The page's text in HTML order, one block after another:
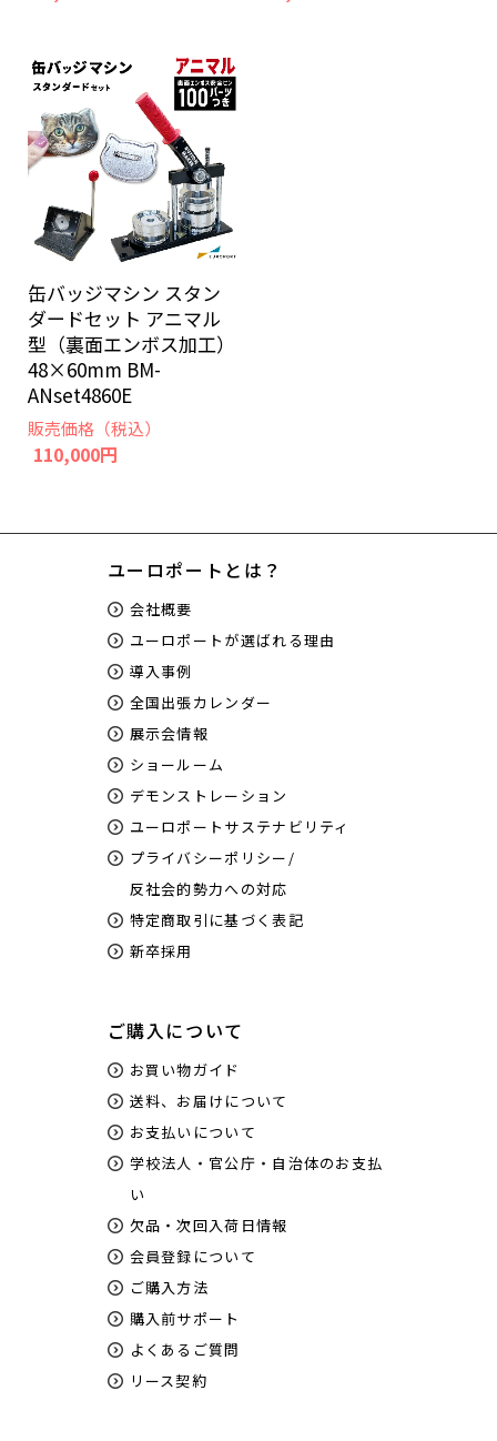
缶バッジマシン スタン
ダードセット アニマル
型（裏面エンボス加工）
48×60mm BM-
ANset4860E
販売価格（税込）
110,000円
ユーロポートとは？
会社概要
ユーロポートが選ばれる理由
導入事例
全国出張カレンダー
展示会情報
ショールーム
デモンストレーション
ユーロポートサステナビリティ
プライバシーポリシー/
反社会的勢力への対応
特定商取引に基づく表記
新卒採用
ご購入について
お買い物ガイド
送料、お届けについて
お支払いについて
学校法人・官公庁・自治体のお支払
い
欠品・次回入荷日情報
会員登録について
ご購入方法
購入前サポート
よくあるご質問
リース契約